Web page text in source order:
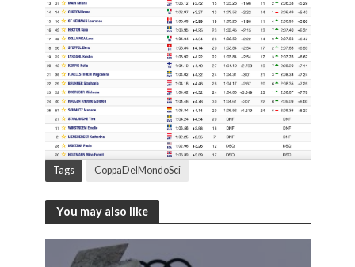
Tags CoppaDelMondoSci
You may also like